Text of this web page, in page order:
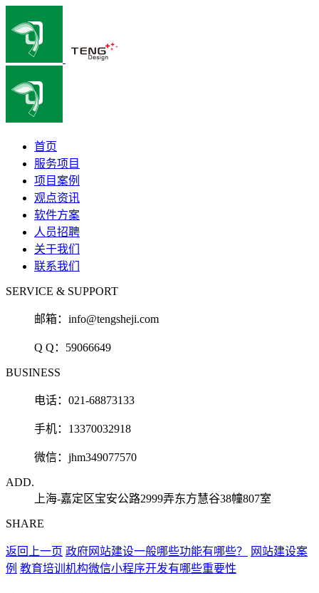
首页
服务项目
项目案例
观点资讯
软件方案
人员招聘
关于我们
联系我们
SERVICE & SUPPORT
邮箱： info@tengsheji.com
Q Q： 59066649
BUSINESS
电话：021-68873133
手机：13370032918
微信：jhm349077570
ADD.
上海-嘉定区宝安公路2999弄东方慧谷38幢807室
SHARE
返回上一页 政府网站建设一般哪些功能有哪些？
网站建设案
例 教育培训机构微信小程序开发有哪些重要性